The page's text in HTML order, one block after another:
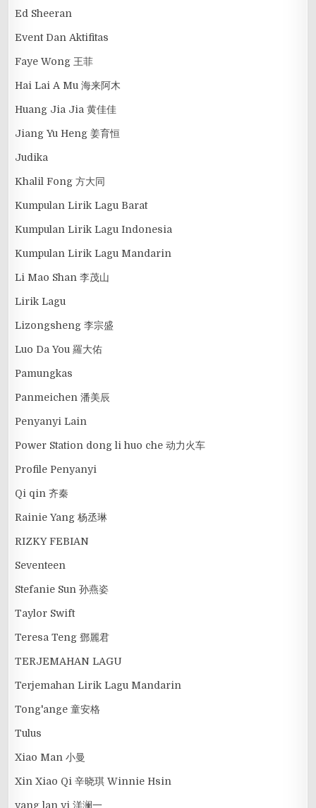
Ed Sheeran
Event Dan Aktifitas
Faye Wong 王菲
Hai Lai A Mu 海来阿木
Huang Jia Jia 黄佳佳
Jiang Yu Heng 姜育恒
Judika
Khalil Fong 方大同
Kumpulan Lirik Lagu Barat
Kumpulan Lirik Lagu Indonesia
Kumpulan Lirik Lagu Mandarin
Li Mao Shan 李茂山
Lirik Lagu
Lizongsheng 李宗盛
Luo Da You 羅大佑
Pamungkas
Panmeichen 潘美辰
Penyanyi Lain
Power Station dong li huo che 动力火车
Profile Penyanyi
Qi qin 齐秦
Rainie Yang 杨丞琳
RIZKY FEBIAN
Seventeen
Stefanie Sun 孙燕姿
Taylor Swift
Teresa Teng 鄧麗君
TERJEMAHAN LAGU
Terjemahan Lirik Lagu Mandarin
Tong'ange 童安格
Tulus
Xiao Man 小曼
Xin Xiao Qi 辛晓琪 Winnie Hsin
yang lan yi 洋澜一